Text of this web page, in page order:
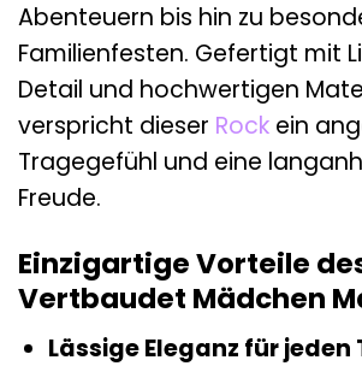
Abenteuern bis hin zu
Familienfesten. Gefertigt mit
Detail und hochwertigen
verspricht dieser Rock ein
Tragegefühl und eine
Freude.
Einzigartige Vorteile
Vertbaudet Mädchen
Lässige Eleganz für jeden